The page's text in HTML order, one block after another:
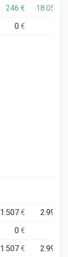
246€ 18.056
0€
1.507€ 2.994
0€
1.507€ 2.994